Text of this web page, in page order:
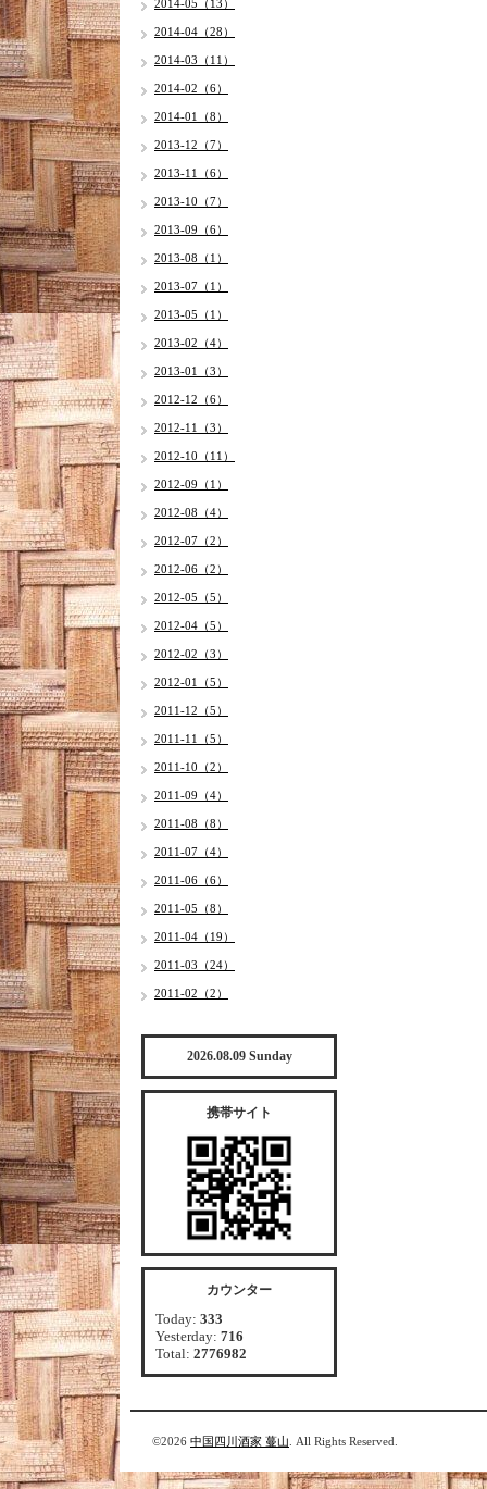
2014-05（13）
2014-04（28）
2014-03（11）
2014-02（6）
2014-01（8）
2013-12（7）
2013-11（6）
2013-10（7）
2013-09（6）
2013-08（1）
2013-07（1）
2013-05（1）
2013-02（4）
2013-01（3）
2012-12（6）
2012-11（3）
2012-10（11）
2012-09（1）
2012-08（4）
2012-07（2）
2012-06（2）
2012-05（5）
2012-04（5）
2012-02（3）
2012-01（5）
2011-12（5）
2011-11（5）
2011-10（2）
2011-09（4）
2011-08（8）
2011-07（4）
2011-06（6）
2011-05（8）
2011-04（19）
2011-03（24）
2011-02（2）
2026.08.09 Sunday
携帯サイト
カウンター
Today: 333
Yesterday: 716
Total: 2776982
©2026 中国四川酒家 蔓山 . All Rights Reserved.